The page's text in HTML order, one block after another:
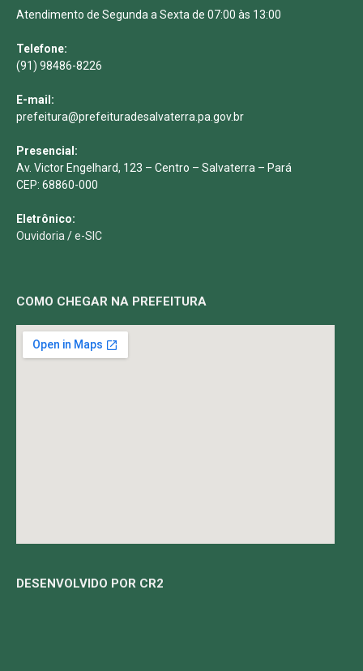
Atendimento de Segunda a Sexta de 07:00 às 13:00
Telefone:
(91) 98486-8226
E-mail:
prefeitura@prefeituradesalvaterra.pa.gov.br
Presencial:
Av. Victor Engelhard, 123 – Centro – Salvaterra – Pará
CEP: 68860-000
Eletrônico:
Ouvidoria /e-SIC
COMO CHEGAR NA PREFEITURA
DESENVOLVIDO POR CR2